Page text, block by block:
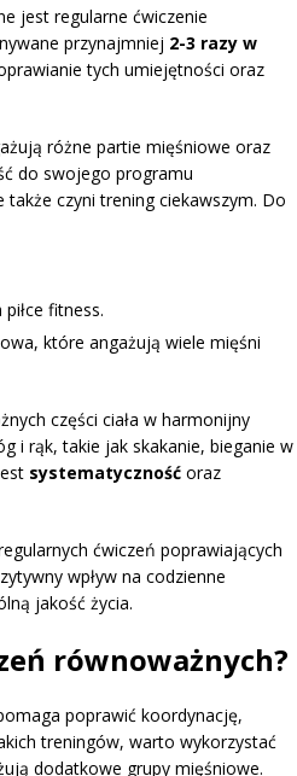
jest regularne ćwiczenie
przynajmniej 2-3 razy w
tych umiejętności oraz
różne partie mięśniowe oraz
do swojego programu
czyni trening ciekawszym. Do
fitness.
które angażują wiele mięśni
części ciała w harmonijny
i rąk, takie jak skakanie, bieganie w
systematyczność oraz
ćwiczeń poprawiających
wpływ na codzienne
jakość życia.
równoważnych?
poprawić koordynację,
treningów, warto wykorzystać
dodatkowe grupy mięśniowe.